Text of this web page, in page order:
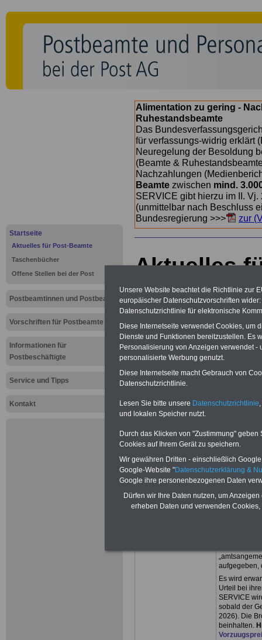
Startseite
Aktuelles für Post-Beamte
Taschenbücher
Offene Stellen bei der Post
Postbeamtinnen und Postbeamte
Vorschriften für Postbeamte
Informationen für
Postbeschäftigte
Service und Tipps
Kontakt
Alimentation zu gering -
Ruhestandsbeamte
Das
für verfassungs-widrig erklärt
Neuregelung der Besoldung
(Beamte &
Nachzahlungen
Beamte zwischen mind.
SERVICE gibt hierzu im II.
(unmittelbar nach Beschluss
Bundesregierung >>>
zur
Aktuelles
Gewalt
Leider erst
soll. Dabei
neuen
werden.
Beamtinnen
können mit
schreiben,
13.000 Euro
Kindern wird
aufgegeben,
Es wird
Urteil bei
SERVICE
sobald der
2026). Die
beinhalten.
Unsere Website beachtet die Richtlinie zur
europäischer Datenschutzvorschriften
Datenschutzrichtlinie für elektronische
Diese Internetseite verwendet Cookies, um
Dienste und Funktionen bereitzustellen. Es
Personalisierung von Anzeigen verwendet
personalisierte Werbung genutzt.
Diese Internetseite macht Gebrauch von
Datenschutzrichtlinie.
Lesen Sie bitte unsere Datenschutzrichtlinie
und lokalen Speicher nutzt.
Durch das Klicken von "Zustimmung"
Cookies auf Ihrem Gerät zu speichern.
Wir gewähren Dritten - einschließlich
Google-Website "Datenschutzerklärung &
Google ihre personenbezogenen Daten
Dürfen wir Ihre Daten nutzen, um
erheben Daten und verwenden